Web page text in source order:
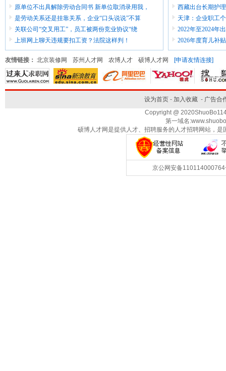
原单位不出具解除劳动合同书 新单位取消录用我，
是劳动关系还是挂靠关系，企业“口头说说”不算
关联公司“交叉用工”，员工被两份竞业协议“绕
上班网上聊天违规要扣工资？法院这样判！
西藏出台长期护
天津：企业职工
2022年至2024年
2026年度育儿补
友情链接： 北京装修网 苏州人才网 农博人才 硕博人才网 [申请友情连接]
设为首页- 加入收藏- 广告合
Copyright @
第一域名
硕博人才网是提供人才、招聘服务的人才招聘网站，
京公网安备